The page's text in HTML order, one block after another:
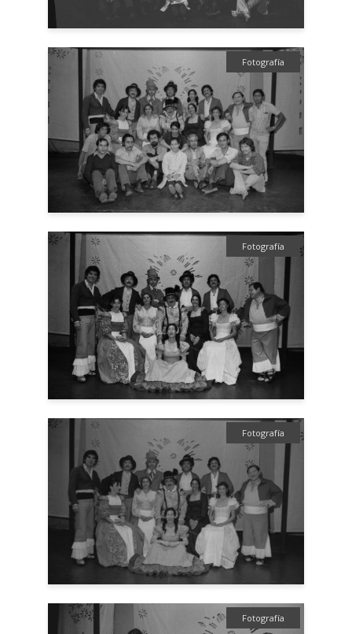
Fotografía
Fotografía
Fotografía
Fotografía